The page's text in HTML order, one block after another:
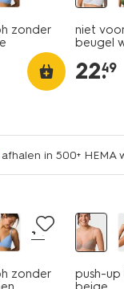
zonder
niet
beugel
22.
49
afhalen in 500+ HEMA
+4
zonder
push-